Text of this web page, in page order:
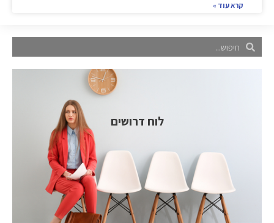
קרא עוד »
לוח דרושים